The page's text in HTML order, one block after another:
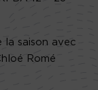
la saison avec
Romé